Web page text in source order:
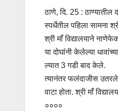
ठाणे, दि. 25 :
स्पर्धेतील पहिला सामना
श्री माँ विद्यालयाने
या दोघांनी केलेल्या
ल्यात 3 गडी बाद केले.
त्यानंतर फलंदाजीस
वाटा होता. श्री माँ
००००